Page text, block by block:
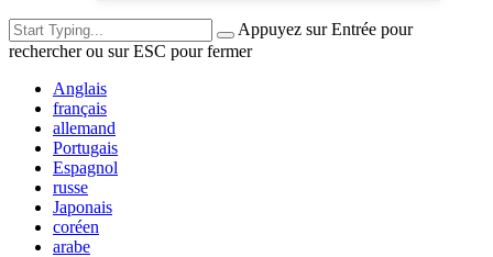
Appuyez sur Entrée pour
rechercher ou sur ESC pour fermer
Anglais
français
allemand
Portugais
Espagnol
russe
Japonais
coréen
arabe